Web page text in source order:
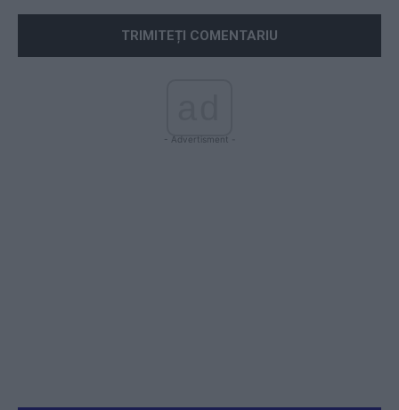
- Advertisment -